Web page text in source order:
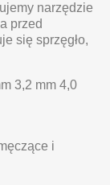
narzędzie
przed
się sprzęgło,
3,2 mm 4,0
i